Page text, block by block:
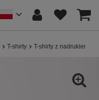
T-shirty T-shirty z nadrukiem